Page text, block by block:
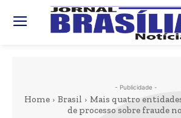
- Publicidade -
Home Brasil
Mais quatro
de processo sobre fraude